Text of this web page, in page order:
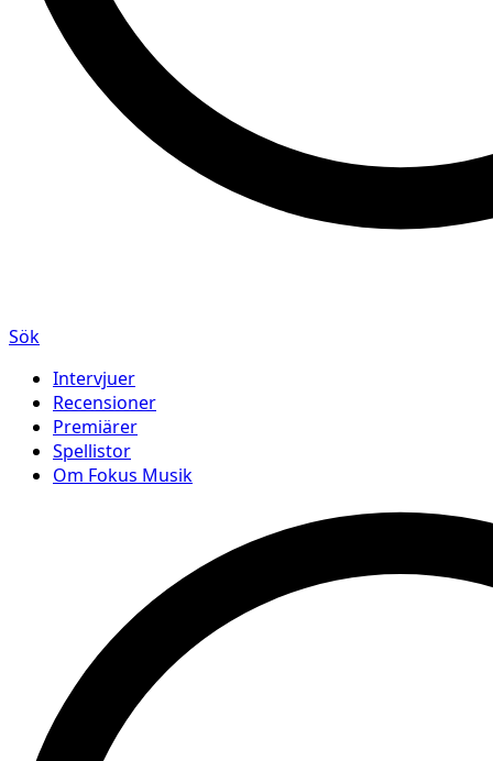
Sök
Intervjuer
Recensioner
Premiärer
Spellistor
Om Fokus Musik